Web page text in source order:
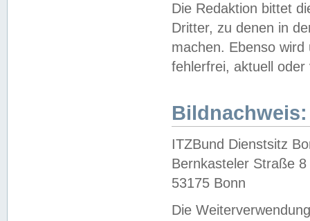
Die Redaktion bittet
Dritter, zu denen in
machen. Ebenso
fehlerfrei, aktuell oder
Bildnachweis:
ITZBund Dienstsitz
Bernkasteler Straße 8
53175 Bonn
Die